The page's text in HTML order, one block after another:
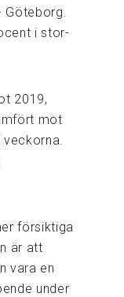
i stor-
2019,
mot
försiktiga
är att
vara en
under